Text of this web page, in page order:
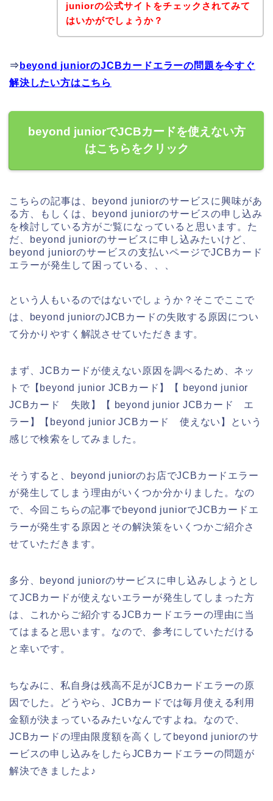
juniorの公式サイトをチェックされてみて
はいかがでしょうか？
⇒ beyond juniorのJCBカードエラーの問題を今すぐ
解決したい方はこちら
beyond juniorでJCBカードを使えない方
はこちらをクリック
こちらの記事は、beyond juniorのサービスに興味があ
る方、もしくは、beyond juniorのサービスの申し込み
を検討している方がご覧になっていると思います。た
だ、beyond juniorのサービスに申し込みたいけど、
beyond juniorのサービスの支払いページでJCBカード
エラーが発生して困っている、、、
という人もいるのではないでしょうか？そこでここで
は、beyond juniorのJCBカードの失敗する原因につい
て分かりやすく解説させていただきます。
まず、JCBカードが使えない原因を調べるため、ネッ
トで【beyond junior JCBカード】【 beyond junior
JCBカード 失敗】【 beyond junior JCBカード エ
ラー】【beyond junior JCBカード 使えない】という
感じで検索をしてみました。
そうすると、beyond juniorのお店でJCBカードエラー
が発生してしまう理由がいくつか分かりました。なの
で、今回こちらの記事でbeyond juniorでJCBカードエ
ラーが発生する原因とその解決策をいくつかご紹介さ
せていただきます。
多分、beyond juniorのサービスに申し込みしようとし
てJCBカードが使えないエラーが発生してしまった方
は、これからご紹介するJCBカードエラーの理由に当
てはまると思います。なので、参考にしていただける
と幸いです。
ちなみに、私自身は残高不足がJCBカードエラーの原
因でした。どうやら、JCBカードでは毎月使える利用
金額が決まっているみたいなんですよね。なので、
JCBカードの理由限度額を高くしてbeyond juniorのサ
ービスの申し込みをしたらJCBカードエラーの問題が
解決できましたよ♪